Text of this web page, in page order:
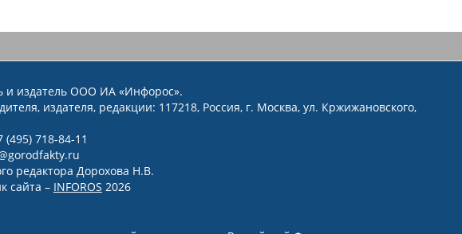
и издатель ООО ИА «Инфорос».
издателя, редакции: 117218, Россия, г. Москва, ул. Кржижановского,
718-84-11
редактора Дорохова Н.В.
сайта – INFOROS 2026